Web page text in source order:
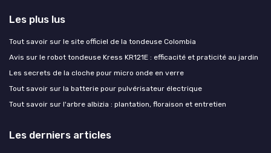
Les plus lus
Tout savoir sur le site officiel de la tondeuse Colombia
Avis sur le robot tondeuse Kress KR121E : efficacité et praticité au jardin
Les secrets de la cloche pour micro onde en verre
Tout savoir sur la batterie pour pulvérisateur électrique
Tout savoir sur l'arbre albizia : plantation, floraison et entretien
Les derniers articles